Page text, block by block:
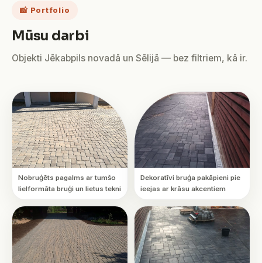
📸 Portfolio
Mūsu darbi
Objekti Jēkabpils novadā un Sēlijā — bez filtriem, kā ir.
Nobruģēts pagalms ar tumšo
lielformāta bruģi un lietus tekni
Dekoratīvi bruģa pakāpieni pie
ieejas ar krāsu akcentiem